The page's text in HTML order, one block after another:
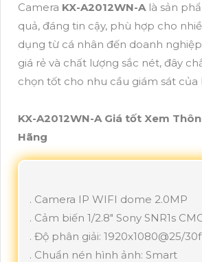
Camera KX-A2012WN-Alà sản
quả, đáng tin cậy, phù hợp cho
dụng từ cá nhân đến doanh
giá rẻ và chất lượng sắc nét, đây
chọn tốt cho nhu cầu giám sát của
KX-A2012WN-A Giá tốt Xem
Hãng
. Camera IP WIFI dome 2.0MP
. Cảm biến 1/2.8" Sony SNR1s
. Độ phân giải: 1920x1080@25/
. Chuẩn nén hình ảnh: Smart